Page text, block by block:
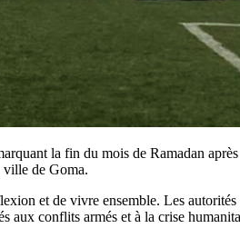
la fin du mois de Ramadan
ville de Goma.
et de vivre ensemble. Les
aux conflits armés et à la crise